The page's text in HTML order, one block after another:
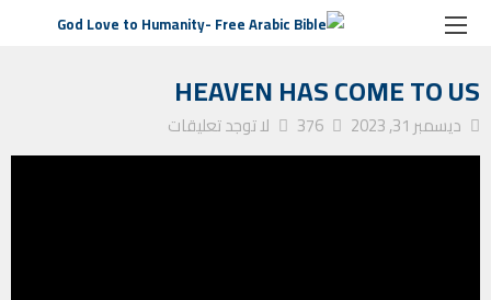
الصفحة الرئيسية ترانيم كنيسة Heaven Has Come To Us
HEAVEN HAS COME TO US
ديسمبر 31, 2023 376 لا توجد تعليقات